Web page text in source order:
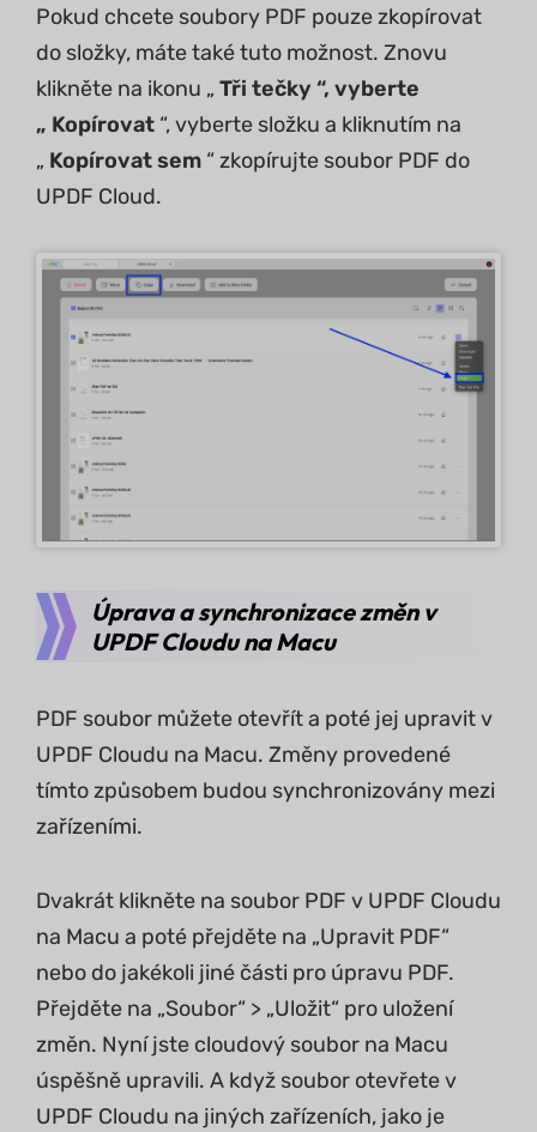
Pokud chcete soubory PDF pouze zkopírovat
do složky, máte také tuto možnost. Znovu
klikněte na ikonu „ Tři tečky “, vyberte
„ Kopírovat “, vyberte složku a kliknutím na
„ Kopírovat sem “ zkopírujte soubor PDF do
UPDF Cloud.
Úprava a synchronizace změn v
UPDF Cloudu na Macu
PDF soubor můžete otevřít a poté jej upravit v
UPDF Cloudu na Macu. Změny provedené
tímto způsobem budou synchronizovány mezi
zařízeními.
Dvakrát klikněte na soubor PDF v UPDF Cloudu
na Macu a poté přejděte na „Upravit PDF“
nebo do jakékoli jiné části pro úpravu PDF.
Přejděte na „Soubor“ > „Uložit“ pro uložení
změn. Nyní jste cloudový soubor na Macu
úspěšně upravili. A když soubor otevřete v
UPDF Cloudu na jiných zařízeních, jako je